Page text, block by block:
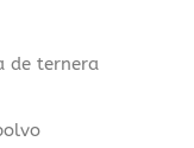
de ternera